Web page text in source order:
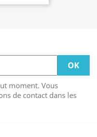
moment. Vous
de contact dans les